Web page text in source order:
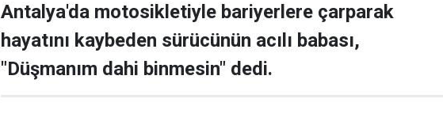
Antalya'da motosikletiyle bariyerlere çarparak
hayatını kaybeden sürücünün acılı babası,
"Düşmanım dahi binmesin" dedi.